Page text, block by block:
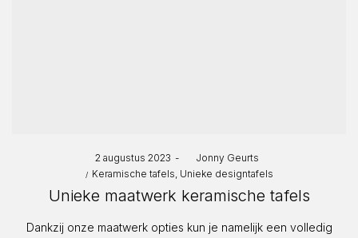
Posted
on
2 augustus 2023
Jonny Geurts
Posted
Keramische tafels Unieke designtafels
Unieke maatwerk keramische tafels
Dankzij onze maatwerk opties kun je namelijk een volledig